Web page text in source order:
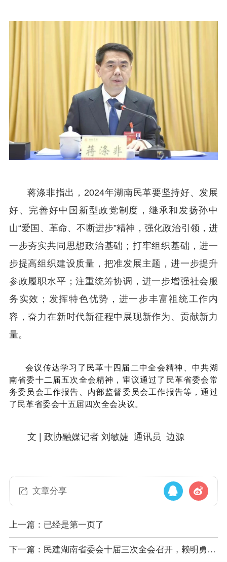
蒋涤非指出，2024年湖南民革要坚持好、发展
好、完善好中国新型政党制度，继承和发扬孙中
山“爱国、革命、不断进步”精神，强化政治引领，进
一步夯实共同思想政治基础；打牢组织基础，进一
步提高组织建设质量，把准发展主题，进一步提升
参政履职水平；注重统筹协调，进一步增强社会服
务实效；发挥特色优势，进一步丰富祖统工作内
容，奋力在新时代新征程中展现新作为、贡献新力
量。
会议传达学习了民革十四届二中全会精神、中共湖
南省委十二届五次全会精神，审议通过了民革省委会常
务委员会工作报告、内部监督委员会工作报告等，通过
了民革省委会十五届四次全会决议。
文 | 政协融媒记者 刘敏婕 通讯员 边源
文章分享
上一篇：已经是第一页了
下一篇：民建湖南省委会十届三次全会召开，赖明勇出